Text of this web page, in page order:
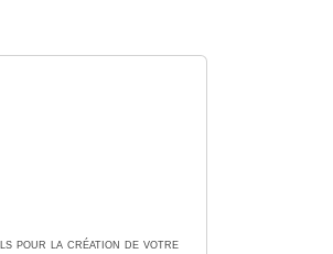
pour la création de votre